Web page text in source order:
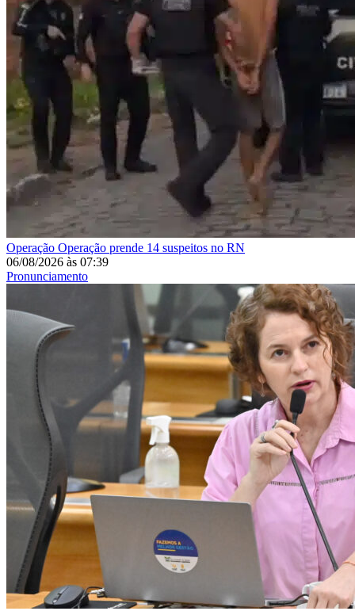
Operação Operação prende 14 suspeitos no RN
06/08/2026 às 07:39
Pronunciamento